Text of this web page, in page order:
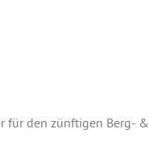
für den zünftigen Berg-